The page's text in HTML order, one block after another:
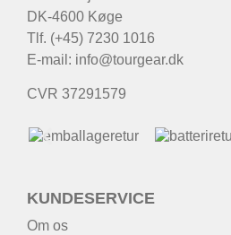
DK-4600 Køge
Tlf. (+45) 7230 1016
E-mail: info@tourgear.dk
CVR 37291579
KUNDESERVICE
Om os